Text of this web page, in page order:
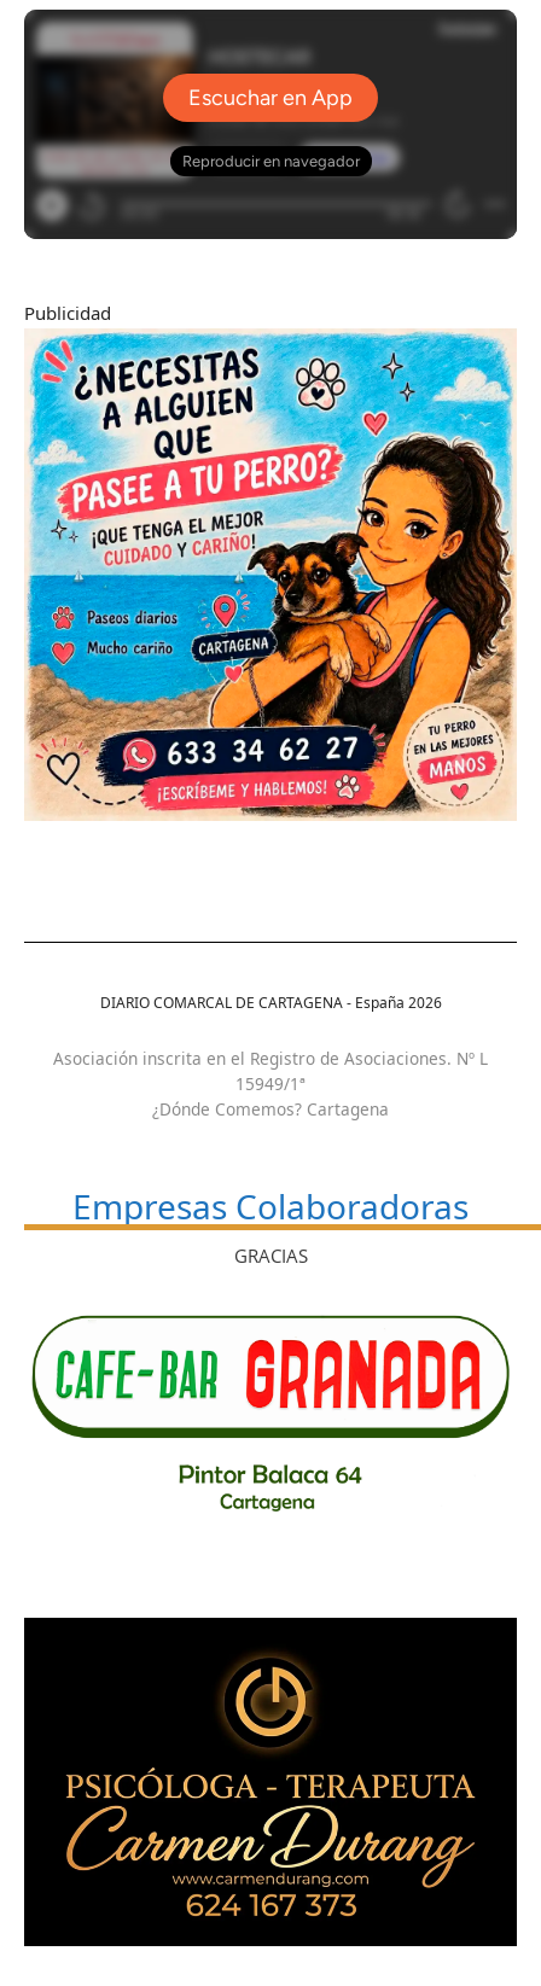
Publicidad
DIARIO COMARCAL DE CARTAGENA - España 2026
Asociación inscrita en el Registro de Asociaciones. Nº L
15949/1ª
¿Dónde Comemos? Cartagena
Empresas Colaboradoras
GRACIAS